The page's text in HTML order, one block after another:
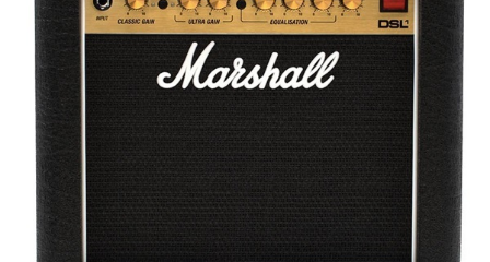
ベース ウクレレ
ドラム パーカッション
キーボード 電子ピアノ
その他楽器